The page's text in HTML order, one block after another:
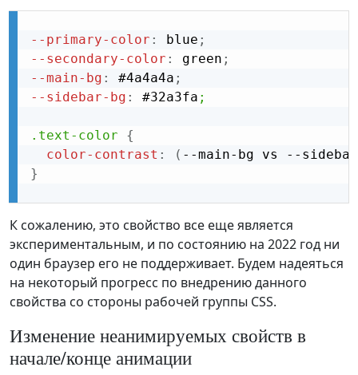
--primary-color : blue ;
--secondary-color : green ;
--main-bg : #4a4a4a ;
--sidebar-bg : #32a3fa ;
.text-color
{
color-contrast : ( --main-bg vs --
}
К сожалению, это свойство все еще является
экспериментальным, и по состоянию на 2022 год ни
один браузер его не поддерживает. Будем надеяться
на некоторый прогресс по внедрению данного
свойства со стороны рабочей группы CSS.
Изменение неанимируемых свойств в
начале/конце анимации